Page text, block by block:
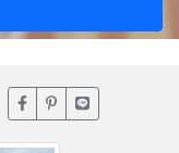
臉書分享(另開新視窗)
噗浪分享(另開新
Line分享(另